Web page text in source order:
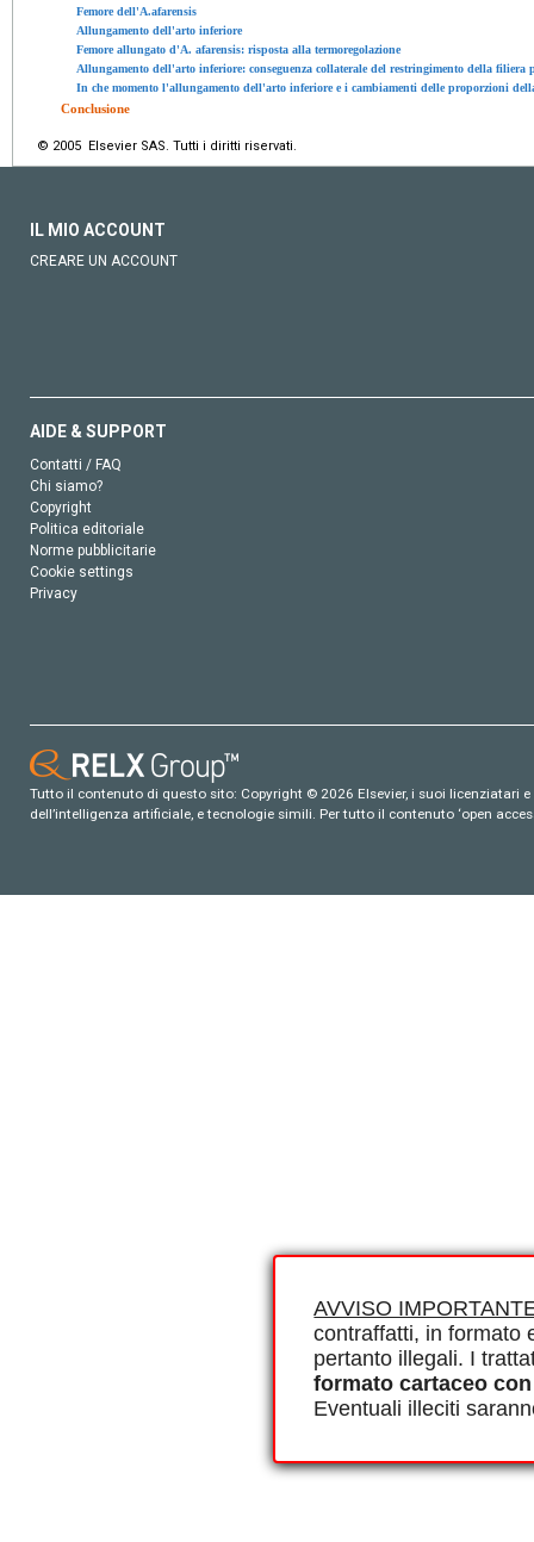
AVVISO
contraffatti, in formato
pertanto illegali. I
formato cartaceo
Eventuali illeciti
Femore dell'A.afarensis
Allungamento dell'arto inferiore
Femore allungato d'A. afarensis: risposta alla termoregolazione
Allungamento dell'arto inferiore: conseguenza collaterale del restringimento della filiera
In che momento l'allungamento dell'arto inferiore e i cambiamenti delle proporzioni
Conclusione
© 2005 Elsevier SAS. Tutti i diritti riservati.
IL MIO ACCOUNT
CREARE UN ACCOUNT
AIDE & SUPPORT
Contatti / FAQ
Chi siamo?
Copyright
Politica editoriale
Norme pubblicitarie
Cookie settings
Privacy
Tutto il contenuto di questo sito: Copyright © 2026 Elsevier, i suoi
dell’intelligenza artificiale, e tecnologie simili. Per tutto il contenuto ‘open